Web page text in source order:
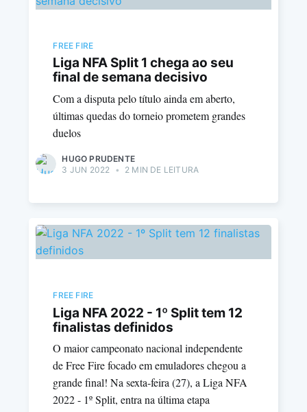
FREE FIRE
Liga NFA Split 1 chega ao seu
final de semana decisivo
Com a disputa pelo título ainda em aberto,
últimas quedas do torneio prometem grandes
duelos
HUGO PRUDENTE
3 JUN 2022 • 2 MIN DE LEITURA
FREE FIRE
Liga NFA 2022 - 1º Split tem 12
finalistas definidos
O maior campeonato nacional independente
de Free Fire focado em emuladores chegou a
grande final! Na sexta-feira (27), a Liga NFA
2022 - 1º Split, entra na última etapa